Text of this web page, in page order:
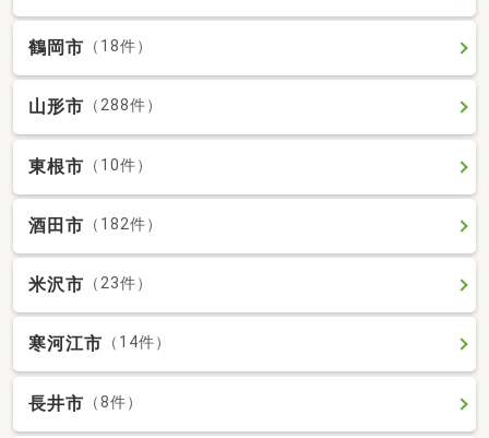
鶴岡市 （18件）
山形市 （288件）
東根市 （10件）
酒田市 （182件）
米沢市 （23件）
寒河江市 （14件）
長井市 （8件）